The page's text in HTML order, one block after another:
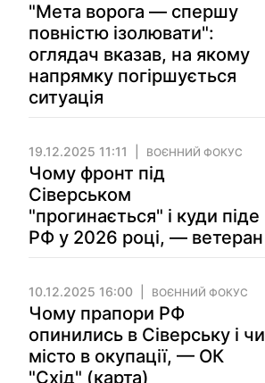
"Мета ворога — спершу
повністю ізолювати":
оглядач вказав, на якому
напрямку погіршується
ситуація
19.12.2025 11:11 ВОЄННИЙ ФОКУС
Чому фронт під
Сіверськом
"прогинається" і куди піде
РФ у 2026 році, — ветеран
10.12.2025 16:00 ВОЄННИЙ ФОКУС
Чому прапори РФ
опинились в Сіверську і чи
місто в окупації, — ОК
"Схід" (карта)